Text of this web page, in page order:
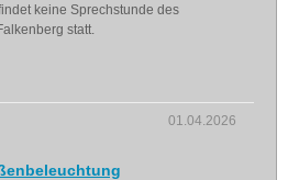
keine Sprechstunde des
statt.
01.04.2026